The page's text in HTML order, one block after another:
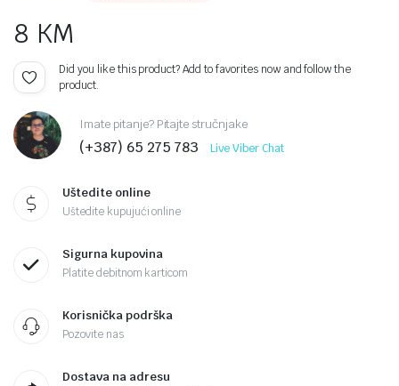
8 KM
Did you like this product? Add to favorites now and follow the
product.
Imate pitanje? Pitajte stručnjake
(+387) 65 275 783 Live Viber Chat
Uštedite online
Uštedite kupujući online
Sigurna kupovina
Platite debitnom karticom
Korisnička podrška
Pozovite nas
Dostava na adresu